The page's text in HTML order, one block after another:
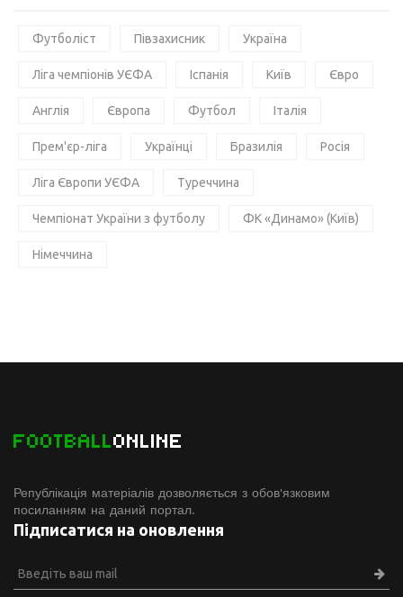
Футболіст Півзахисник Україна
Ліга чемпіонів УЄФА Іспанія Київ Євро
Англія Європа Футбол Італія
Прем'єр-ліга Українці Бразилія Росія
Ліга Європи УЄФА Туреччина
Чемпіонат України з футболу ФК «Динамо» (Київ)
Німеччина
FOOTBALLONLINE
Републікація матеріалів дозволяється з обов'язковим
посиланням на даний портал.
Підписатися на оновлення